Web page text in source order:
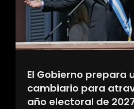
El Gobierno prepara
cambiario para
año electoral de